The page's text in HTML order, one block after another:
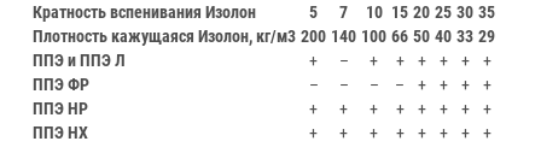
Кратность вспенивания Изолон
5 7 10 15 20 25 30 35
Плотность кажущаяся Изолон, кг/м3 200 140 100 66 50 40 33 29
ППЭ и ППЭ Л
+ – + + + + +
+
ППЭ ФР
– – – – + + +
+
ППЭ НР
+ + + + + + +
+
ППЭ НХ
+ + + + + + + +